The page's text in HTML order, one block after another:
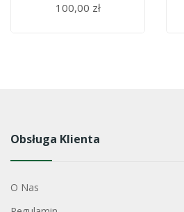
100,00 zł
Obsługa Klienta
O Nas